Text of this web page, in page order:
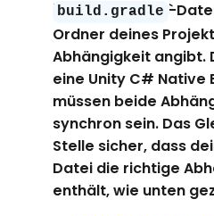
build.gradle `-
Ordner deines
Abhängigkeit angibt.
eine Unity C# Native
müssen beide
synchron sein. Das
Stelle sicher, dass
Datei die richtige
enthält, wie unten